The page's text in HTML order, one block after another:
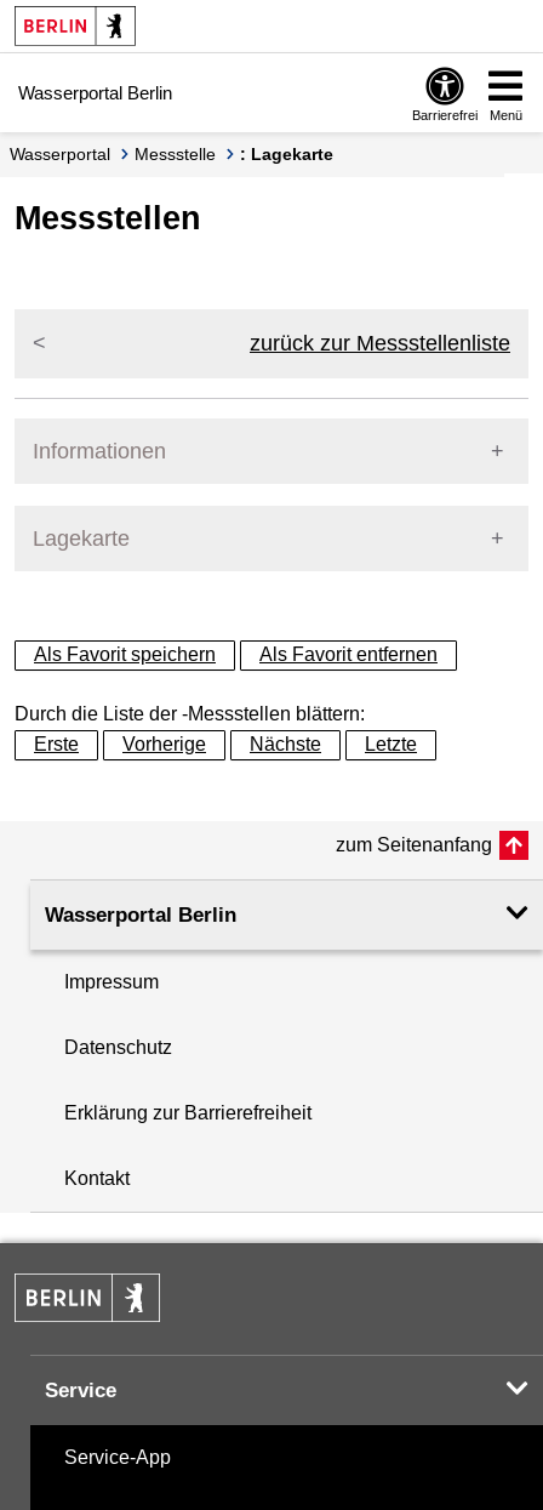
Springe zur Navigation
Springe zum Inhalt
Wasserportal Berlin
Barrierefrei Menü
Wasserportal Messstelle : Lagekarte
Messstellen
zurück zur Messstellenliste
Informationen
Lagekarte
+
−
+
−
Als Favorit speichern Als Favorit entfernen
Durch die Liste der -Messstellen blättern:
Erste
Vorherige Nächste Letzte
zum Seitenanfang
Wasserportal Berlin
Impressum
Datenschutz
Erklärung zur Barrierefreiheit
Kontakt
Service
Service-App